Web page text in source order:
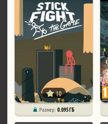
10
Размер:0.095 ГБ